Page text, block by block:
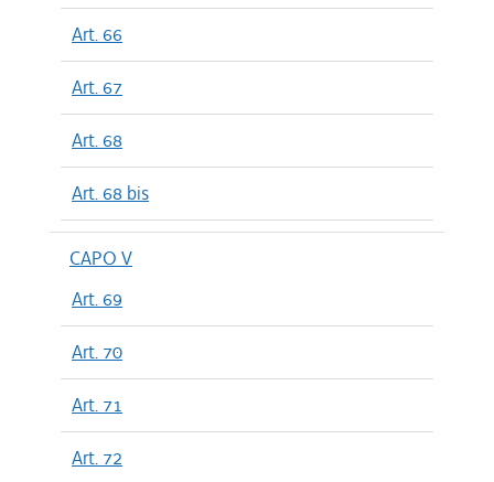
Art. 66
Art. 67
Art. 68
Art. 68 bis
CAPO V
Art. 69
Art. 70
Art. 71
Art. 72